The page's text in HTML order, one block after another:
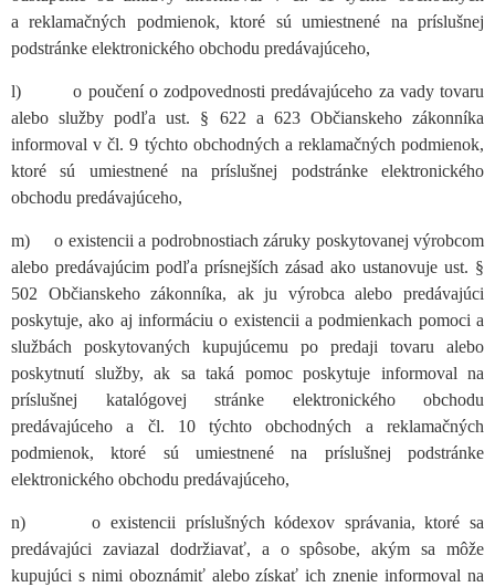
a reklamačných podmienok, ktoré sú umiestnené na príslušnej
podstránke elektronického obchodu predávajúceho,
l) o poučení o zodpovednosti predávajúceho za vady tovaru
alebo služby podľa ust. § 622 a 623 Občianskeho zákonníka
informoval v čl. 9 týchto obchodných a reklamačných podmienok,
ktoré sú umiestnené na príslušnej podstránke elektronického
obchodu predávajúceho,
m) o existencii a podrobnostiach záruky poskytovanej výrobcom
alebo predávajúcim podľa prísnejších zásad ako ustanovuje ust. §
502 Občianskeho zákonníka, ak ju výrobca alebo predávajúci
poskytuje, ako aj informáciu o existencii a podmienkach pomoci a
službách poskytovaných kupujúcemu po predaji tovaru alebo
poskytnutí služby, ak sa taká pomoc poskytuje informoval na
príslušnej katalógovej stránke elektronického obchodu
predávajúceho a čl. 10 týchto obchodných a reklamačných
podmienok, ktoré sú umiestnené na príslušnej podstránke
elektronického obchodu predávajúceho,
n) o existencii príslušných kódexov správania, ktoré sa
predávajúci zaviazal dodržiavať, a o spôsobe, akým sa môže
kupujúci s nimi oboznámiť alebo získať ich znenie informoval na